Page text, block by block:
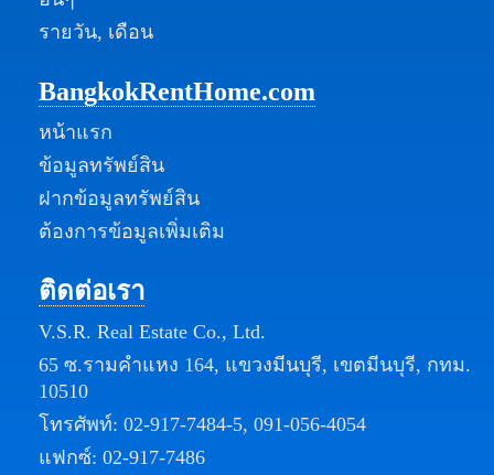
รายวัน, เดือน
BangkokRentHome.com
หน้าแรก
ข้อมูลทรัพย์สิน
ฝากข้อมูลทรัพย์สิน
ต้องการข้อมูลเพิ่มเติม
ติดต่อเรา
V.S.R. Real Estate Co., Ltd.
65 ซ.รามคำแหง 164, แขวงมีนบุรี, เขตมีนบุรี, กทม.
10510
โทรศัพท์: 02-917-7484-5, 091-056-4054
แฟกซ์: 02-917-7486